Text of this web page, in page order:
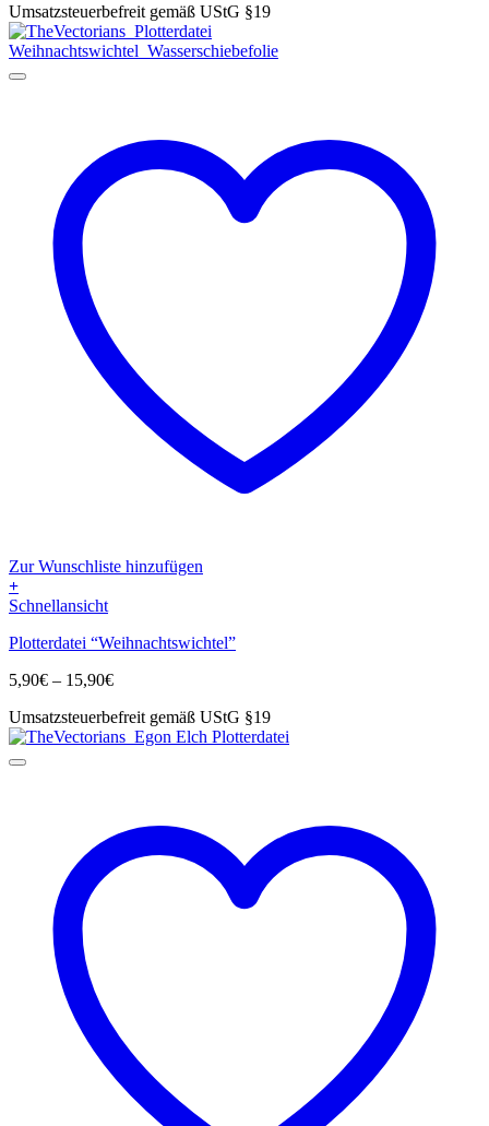
Optionen
können
auf
der
bis
16,90€
Umsatzsteuerbefreit gemäß UStG §19
Zur Wunschliste hinzufügen
+
Dieses
weist
Varianten
Die
Optionen
können
Schnellansicht
Plotterdatei “Weihnachtswichtel”
5,90€ – 15,90€Preisspanne:
bis
15,90€
Umsatzsteuerbefreit gemäß UStG §19